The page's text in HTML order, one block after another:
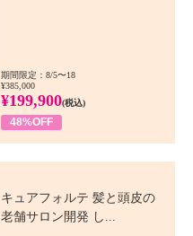
期間限定：8/5〜18
¥385,000
¥199,900(税込)
48%OFF
キュアフォルテ 髪と頭皮の
老舗サロン開発 し...